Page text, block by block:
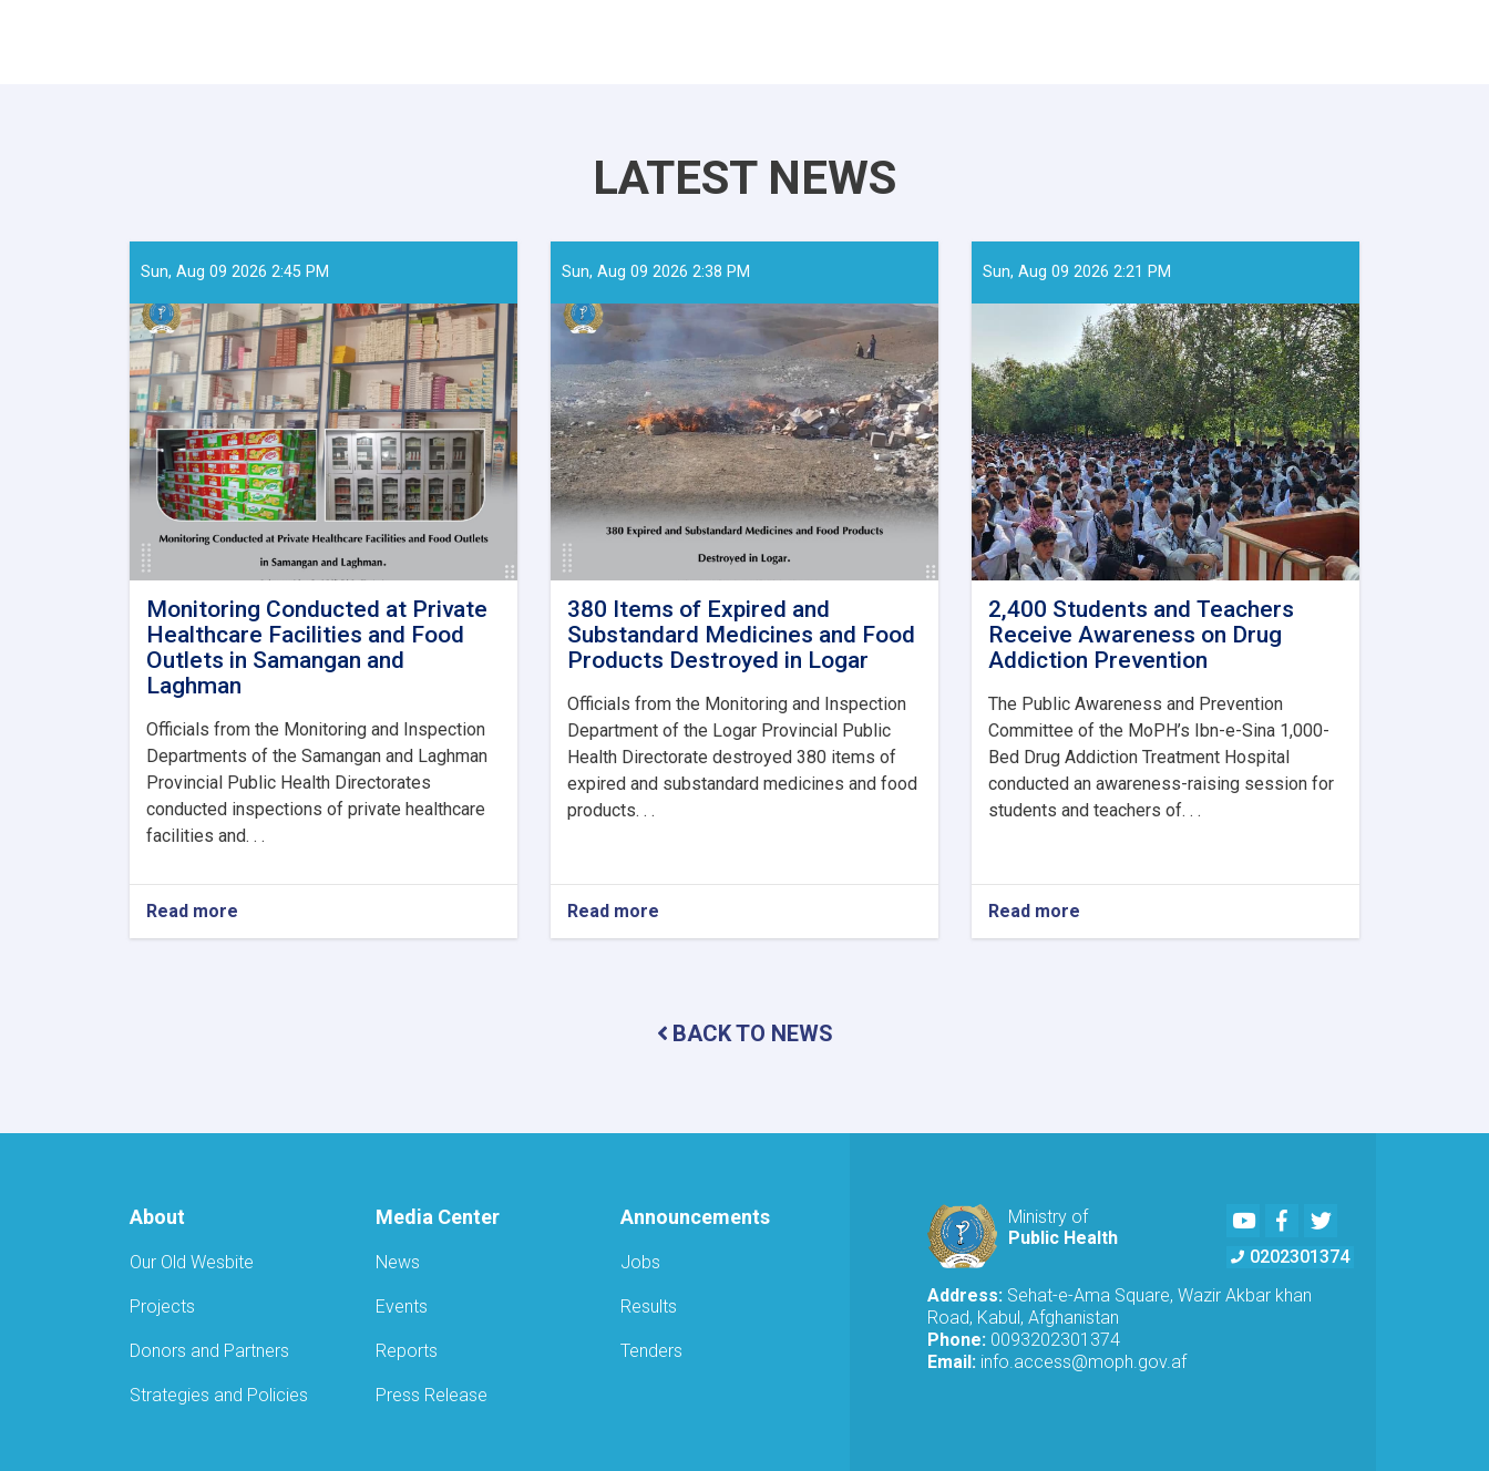
LATEST NEWS
Sun, Aug 09 2026 2:45 PM
Monitoring Conducted at Private
Healthcare Facilities and Food
Outlets in Samangan and
Laghman
Officials from the Monitoring and Inspection
Departments of the Samangan and Laghman
Provincial Public Health Directorates
conducted inspections of private healthcare
facilities and. . .
Read more
Monitoring
in
Sun, Aug 09 2026 2:38 PM
380 Items of Expired and
Substandard Medicines and Food
Products Destroyed in Logar
Officials from the Monitoring and Inspection
Department of the Logar Provincial Public
Health Directorate destroyed 380 items of
expired and substandard medicines and food
products. . .
Read more
380
and
Substandard
Products
Sun, Aug 09 2026 2:21 PM
2,400 Students and Teachers
Receive Awareness on Drug
Addiction Prevention
The Public Awareness and Prevention
Committee of the MoPH’s Ibn-e-Sina 1,000-
Bed Drug Addiction Treatment Hospital
conducted an awareness-raising session for
students and teachers of. . .
Read more
2,400
Prevention
BACK TO NEWS
About
Our Old Wesbite
Projects
Donors and Partners
Strategies and Policies
Media Center
News
Events
Reports
Press Release
Announcements
Jobs
Results
Tenders
Ministry of
Public Health
YoutubeFacebook
Twitter
0202301374
Address: Sehat-e-Ama Square, Wazir Akbar khan
Road, Kabul, Afghanistan
Phone: 0093202301374
Email: info.access@moph.gov.af